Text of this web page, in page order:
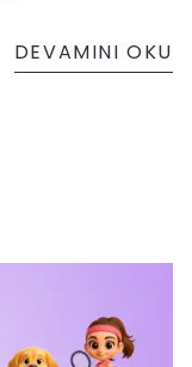
beri bilim
Çizikci var. İşte
DEVAMINI OKU